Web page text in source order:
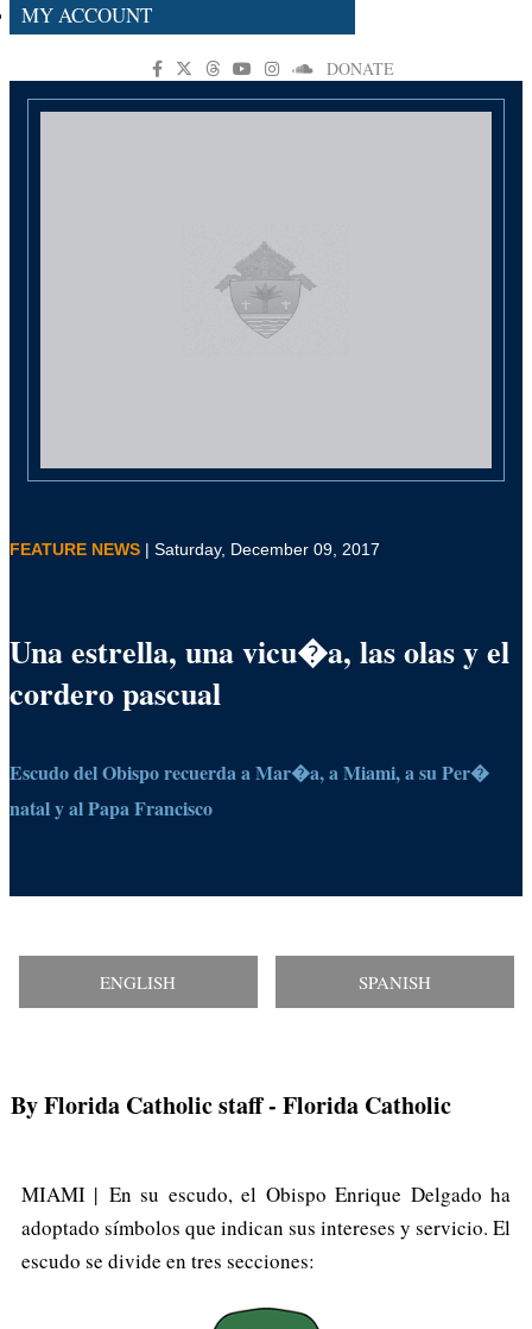
MY ACCOUNT
DONATE
FEATURE NEWS | Saturday, December 09, 2017
Una estrella, una vicu�a, las olas y el
cordero pascual
Escudo del Obispo recuerda a Mar�a, a Miami, a su Per�
natal y al Papa Francisco
ENGLISH SPANISH
By Florida Catholic staff- Florida Catholic
MIAMI | En su escudo, el Obispo Enrique Delgado ha
adoptado símbolos que indican sus intereses y servicio. El
escudo se divide en tres secciones: